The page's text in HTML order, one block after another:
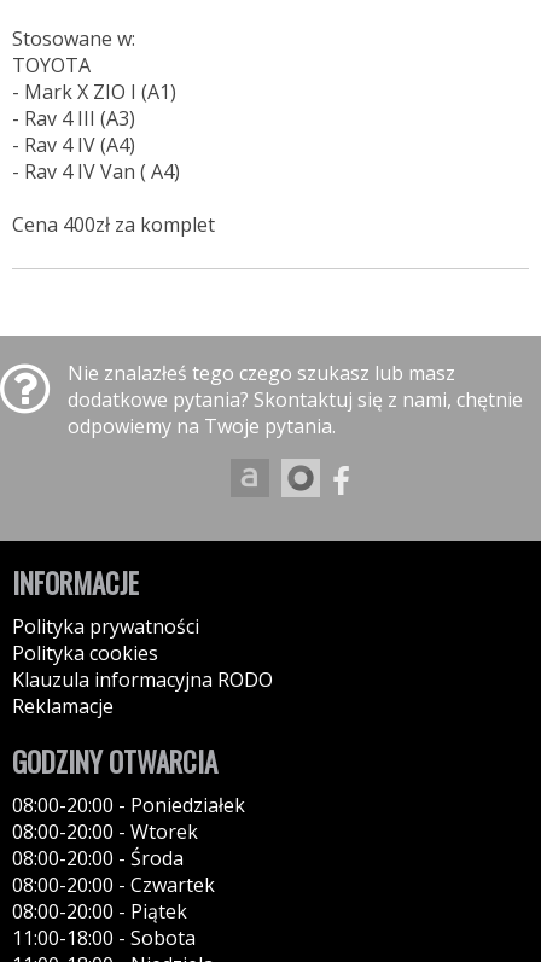
Stosowane w:
TOYOTA
- Mark X ZIO I (A1)
- Rav 4 III (A3)
- Rav 4 IV (A4)
- Rav 4 IV Van ( A4)
Cena 400zł za komplet
Nie znalazłeś tego czego szukasz lub masz
dodatkowe pytania? Skontaktuj się z nami, chętnie
odpowiemy na Twoje pytania.
INFORMACJE
Polityka prywatności
Polityka cookies
Klauzula informacyjna RODO
Reklamacje
GODZINY OTWARCIA
08:00-20:00 - Poniedziałek
08:00-20:00 - Wtorek
08:00-20:00 - Środa
08:00-20:00 - Czwartek
08:00-20:00 - Piątek
11:00-18:00 - Sobota